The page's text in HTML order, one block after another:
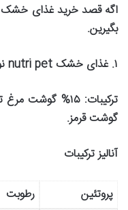
اگه قصد خرید غذای خشک
بگیرین.
۱.غذای خشک
ترکیبات:۱۵% گوشت مرغ
گوشت قرمز.
آنالیز ترکیبات
پروتئین رطوبت